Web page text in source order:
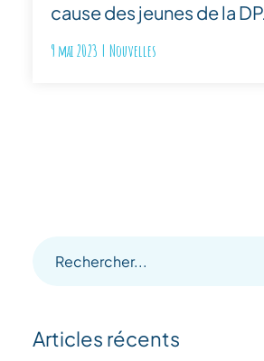
cause des jeunes de la
9 mai 2023 | Nouvelles
Recherche
site
Articles récents